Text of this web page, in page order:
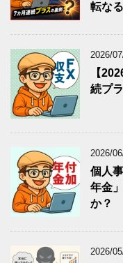
転な
2026/
【
続プ
2026/
個人
年金
か？
2026/